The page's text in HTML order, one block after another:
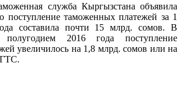
служба Кыргызстана объявила
поступление таможенных платежей за 1
составила почти 15 млрд. сомов. В
2016 года поступление
увеличилось на 1,8 млрд. сомов или на